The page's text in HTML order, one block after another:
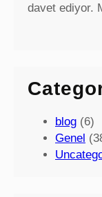
davet ediyor.
blog (6)
Genel